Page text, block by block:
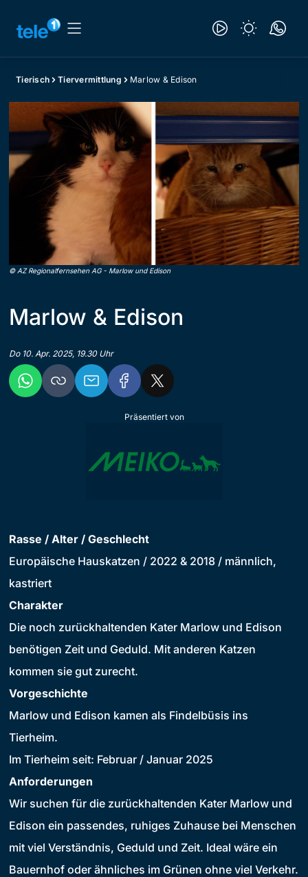
Tierisch Tiervermittlung Marlow & Edison
© AZ Regionalfernsehen AG- Marlow und Edison
Marlow & Edison
Do 10. Apr. 2025, 19.30 Uhr
Präsentiert von
Rasse / Alter / Geschlecht
Europäische Hauskatzen / 2022 & 2018 / männlich,
kastriert
Charakter
Die noch zurückhaltenden Kater Marlow und Edison
benötigen Zeit und Geduld. Mit anderen Katzen
kommen sie gut zurecht.
Vorgeschichte
Marlow und Edison kamen als Findelbüsis ins
Tierheim.
Im Tierheim seit: Februar / Januar 2025
Anforderungen
Wir suchen für die zurückhaltenden Kater Marlow und
Edison ein passendes, ruhiges Zuhause bei Menschen
mit viel Verständnis, Geduld und Zeit. Ideal wäre ein
Bauernhof oder ähnliches im Grünen ohne viel Verkehr.